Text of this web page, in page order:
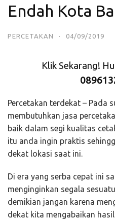
Endah Kota
PERCETAKAN · 04/09/2019
Klik Sekarang!
Percetakan terdekat – Pada
membutuhkan jasa
baik dalam segi kualitas
itu anda ingin praktis
dekat lokasi saat ini.
Di era yang serba cepat ini
menginginkan segala
demikian jangan karena
dekat kita mengabaikan